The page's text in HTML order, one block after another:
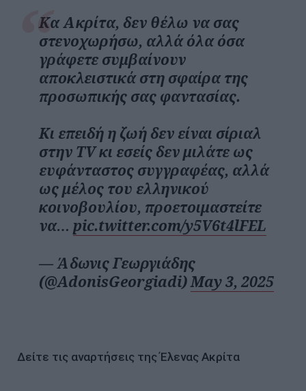
Κα Ακρίτα, δεν θέλω να σας
στενοχωρήσω, αλλά όλα όσα
γράφετε συμβαίνουν
αποκλειστικά στη σφαίρα της
προσωπικής σας φαντασίας.
Κι επειδή η ζωή δεν είναι σίριαλ
στην TV κι εσείς δεν μιλάτε ως
ευφάνταστος συγγραφέας, αλλά
ως μέλος του ελληνικού
κοινοβουλίου, προετοιμαστείτε
να… pic.twitter.com/y5V6t4lFEL
— Άδωνις Γεωργιάδης
(@AdonisGeorgiadi)May 3, 2025
Δείτε τις αναρτήσεις της Έλενας Ακρίτα